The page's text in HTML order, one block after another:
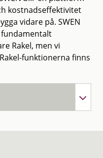
kostnadseffektivitet
vidare på. SWEN
Rakel, men vi
funktionerna finns